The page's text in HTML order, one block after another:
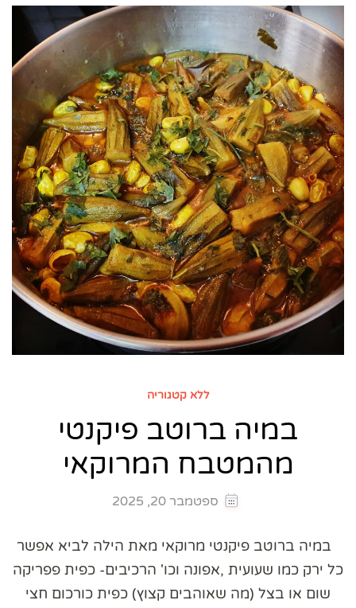
ללא קטגוריה
במיה ברוטב פיקנטי
מהמטבח המרוקאי
ספטמבר 20, 2025
במיה ברוטב פיקנטי מרוקאי מאת הילה לביא אפשר
כל ירק כמו שעועית ,אפונה וכו' הרכיבים- כפית פפריקה
שום או בצל (מה שאוהבים קצוץ) כפית כורכום חצי